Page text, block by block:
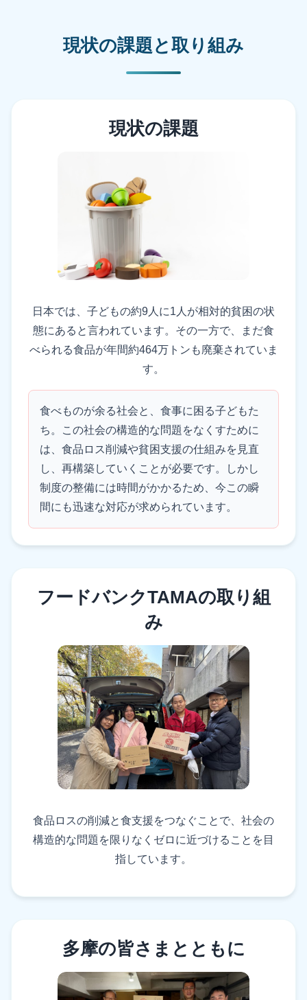
現状の課題と取り組み
現状の課題
日本では、子どもの約9人に1人が相対的貧困の状
態にあると言われています。その一方で、まだ食
べられる食品が年間約464万トンも廃棄されていま
す。
食べものが余る社会と、食事に困る子どもた
ち。この社会の構造的な問題をなくすために
は、食品ロス削減や貧困支援の仕組みを見直
し、再構築していくことが必要です。しかし
制度の整備には時間がかかるため、今この瞬
間にも迅速な対応が求められています。
フードバンクTAMAの取り組
み
食品ロスの削減と食支援をつなぐことで、社会の
構造的な問題を限りなくゼロに近づけることを目
指しています。
多摩の皆さまとともに